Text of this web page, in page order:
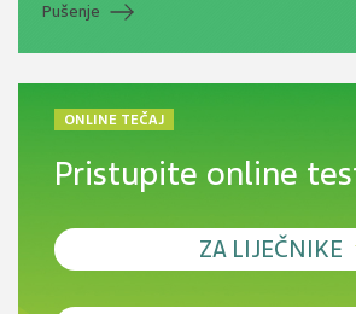
Pušenje
ONLINE TEČAJ
Pristupite online
ZA LIJEČNIKE
Debljina - od prevencije do